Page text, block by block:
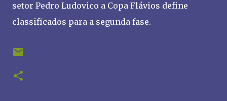
setor Pedro Ludovico a Copa Flávios define
classificados para a segunda fase.